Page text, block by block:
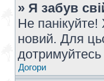
» Я забув
Не
новий. Для
дотримуйтесь
Догори